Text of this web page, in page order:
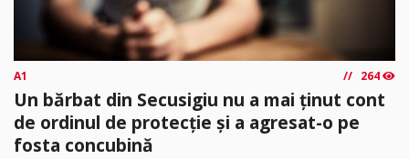
A1 264
Un bărbat din Secusigiu nu a mai ținut cont
de ordinul de protecție și a agresat-o pe
fosta concubină